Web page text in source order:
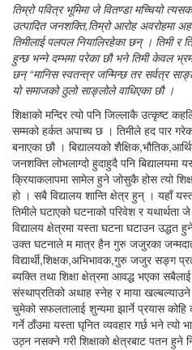
तिम्रो पवित्र भूमिमा जे वितण्डा मच्चियो
उत्पादित जनशक्ति,तिम्रो आरोह अवरोहमा
तिमीलाई पलपल नियालिरहेका छन् । तिमी र
हुन्छ भन्ने दम्भमा परेका छौ भने तिमी केवल
छन् “मानिस स्वतन्त्र जन्मिन्छ तर सर्वत्र
यो समाजको ठुलो साङ्लोले वाधिएका छौ ।
शिक्षाको मन्दिर त्यो पनि जिल्लाकै उत्कृष्ट
सम्मको हर्कत अपाच्य छ । तिमीले हद पार
बनाएका छौ । बिद्यालयको
जनशक्ति लोभलाग्दो हुदाहुदै पनि
क्रियाकलापमा सामेल हुने जोसुकै होस त्यो
हो । सबै विद्यालय शान्ति क्षेत्र हुन् । यहाँ
तिमीले घटाएको घटनाको परिवेश र
विद्यालय क्षेत्रमा यस्ता घटना घटाउन
उक्त घटनाले म मात्र हैन गुरु जजुरका
विद्यार्थी,शिक्षक,अभिभावक,गुरु जजुर सङ्ग
ब्यक्ति तथा शिक्षा क्षेत्रमा आवद्ध भएका
संस्थाप्रतिको अथाह स्नेह र माया
चुमेको सफलतालाई शुन्यमा झार्ने प्रयास
गर्ने ठाँउमा यस्ता घृनित व्यवहार गर्छ भने त्यो
उठ्न नसक्ने गरी शिक्षाको क्षेत्रबाट पतन हुने